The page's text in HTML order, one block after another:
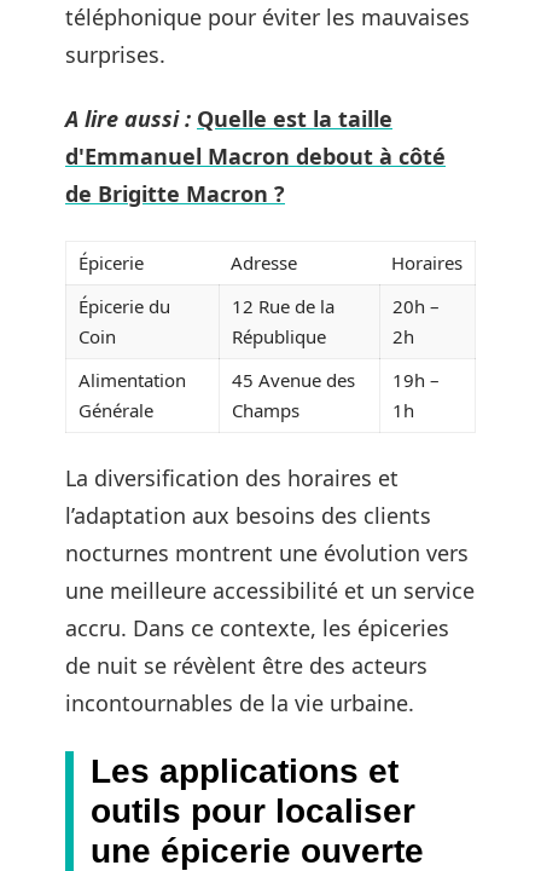
téléphonique pour éviter les mauvaises
surprises.
A lire aussi : Quelle est la taille
d'Emmanuel Macron debout à côté
de Brigitte Macron ?
Épicerie Adresse
Horaires
Épicerie du
Coin
12 Rue de la
République
20h –
2h
Alimentation
Générale
45 Avenue des
Champs
19h –
1h
La diversification des horaires et
l’adaptation aux besoins des clients
nocturnes montrent une évolution vers
une meilleure accessibilité et un service
accru. Dans ce contexte, les épiceries
de nuit se révèlent être des acteurs
incontournables de la vie urbaine.
Les applications et
outils pour localiser
une épicerie ouverte